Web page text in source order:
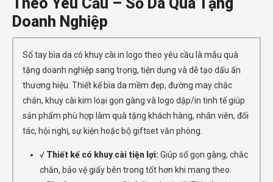
Doanh Nghiệp
Sổ tay bìa da có khuy cài in logo theo yêu cầu là mẫu quà
tặng doanh nghiệp sang trọng, tiện dụng và dễ tạo dấu ấn
thương hiệu. Thiết kế bìa da mềm đẹp, đường may chắc
chắn, khuy cài kim loại gọn gàng và logo dập/in tinh tế giúp
sản phẩm phù hợp làm quà tặng khách hàng, nhân viên, đối
tác, hội nghị, sự kiện hoặc bộ giftset văn phòng.
√ Thiết kế có khuy cài tiện lợi: Giúp sổ gọn gàng, chắc
chắn, bảo vệ giấy bên trong tốt hơn khi mang theo.